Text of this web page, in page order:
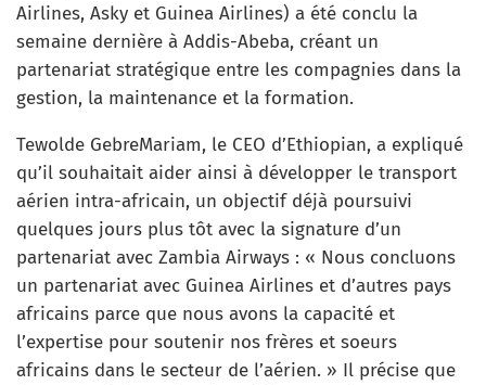
Airlines, Asky et Guinea Airlines) a été conclu la
semaine dernière à Addis-Abeba, créant un
partenariat stratégique entre les compagnies dans la
gestion, la maintenance et la formation.
Tewolde GebreMariam, le CEO d’Ethiopian, a expliqué
qu’il souhaitait aider ainsi à développer le transport
aérien intra-africain, un objectif déjà poursuivi
quelques jours plus tôt avec la signature d’un
partenariat avec Zambia Airways : « Nous concluons
un partenariat avec Guinea Airlines et d’autres pays
africains parce que nous avons la capacité et
l’expertise pour soutenir nos frères et soeurs
africains dans le secteur de l’aérien. » Il précise que